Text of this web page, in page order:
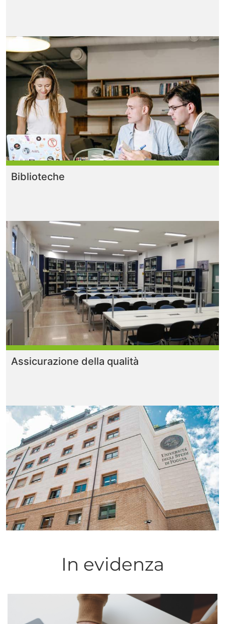
Biblioteche
Assicurazione della qualità
In evidenza